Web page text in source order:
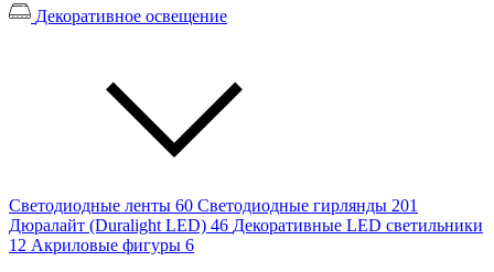
Декоративное освещение
Светодиодные ленты 60 Светодиодные гирлянды 201
Дюралайт (Duralight LED) 46 Декоративные LED светильники
12 Акриловые фигуры 6